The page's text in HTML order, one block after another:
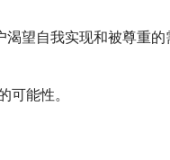
望自我实现和被尊重
能性。